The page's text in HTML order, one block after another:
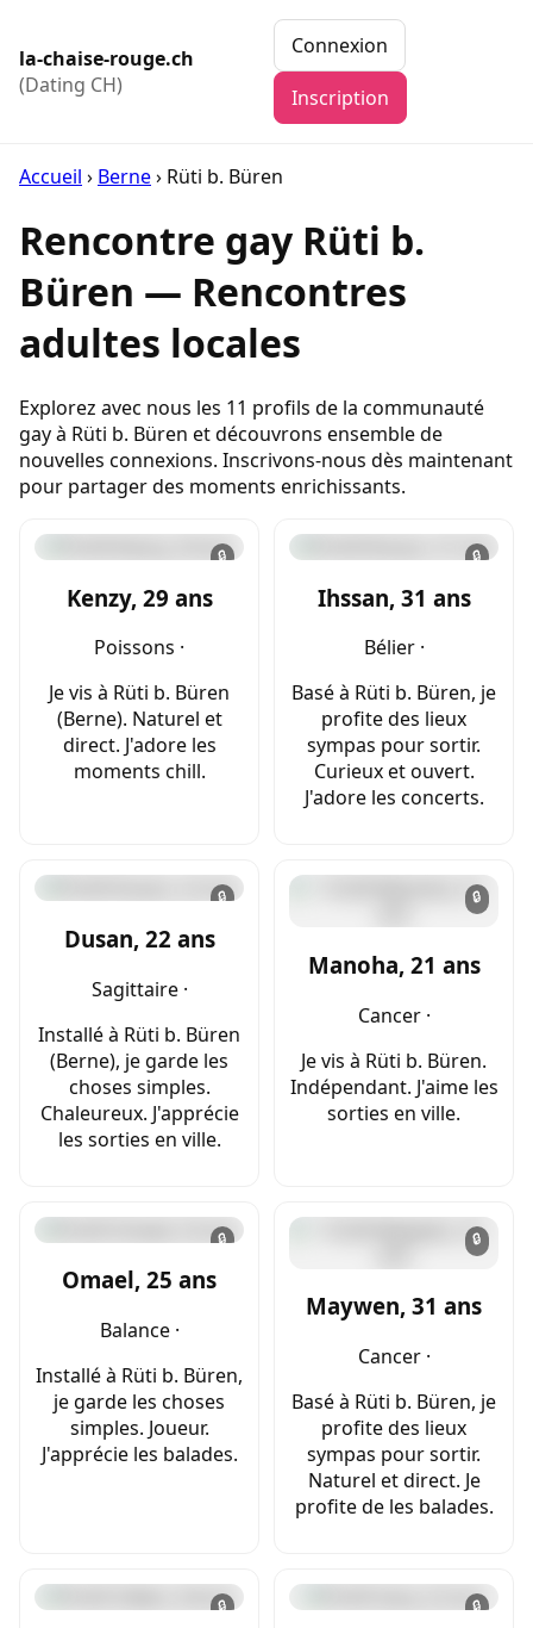
la-chaise-rouge.ch
(Dating CH)
Connexion
Inscription
Accueil › Berne› Rüti b. Büren
Rencontre gay Rüti b.
Büren — Rencontres
adultes locales
Explorez avec nous les 11 profils de la communauté
gay à Rüti b. Büren et découvrons ensemble de
nouvelles connexions. Inscrivons-nous dès maintenant
pour partager des moments enrichissants.
🔒
Kenzy, 29 ans
Poissons ·
Je vis à Rüti b. Büren
(Berne). Naturel et
direct. J'adore les
moments chill.
🔒
Ihssan, 31 ans
Bélier ·
Basé à Rüti b. Büren, je
profite des lieux
sympas pour sortir.
Curieux et ouvert.
J'adore les concerts.
🔒
Dusan, 22 ans
Sagittaire ·
Installé à Rüti b. Büren
(Berne), je garde les
choses simples.
Chaleureux. J'apprécie
les sorties en ville.
🔒
Manoha, 21 ans
Cancer ·
Je vis à Rüti b. Büren.
Indépendant. J'aime les
sorties en ville.
🔒
Omael, 25 ans
Balance ·
Installé à Rüti b. Büren,
je garde les choses
simples. Joueur.
J'apprécie les balades.
🔒
Maywen, 31 ans
Cancer ·
Basé à Rüti b. Büren, je
profite des lieux
sympas pour sortir.
Naturel et direct. Je
profite de les balades.
🔒 🔒